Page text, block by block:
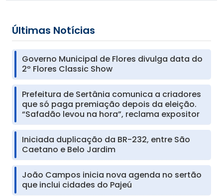
Últimas Notícias
Governo Municipal de Flores divulga data do
2º Flores Classic Show
Prefeitura de Sertânia comunica a criadores
que só paga premiação depois da eleição.
“Safadão levou na hora”, reclama expositor
Iniciada duplicação da BR-232, entre São
Caetano e Belo Jardim
João Campos inicia nova agenda no sertão
que inclui cidades do Pajeú